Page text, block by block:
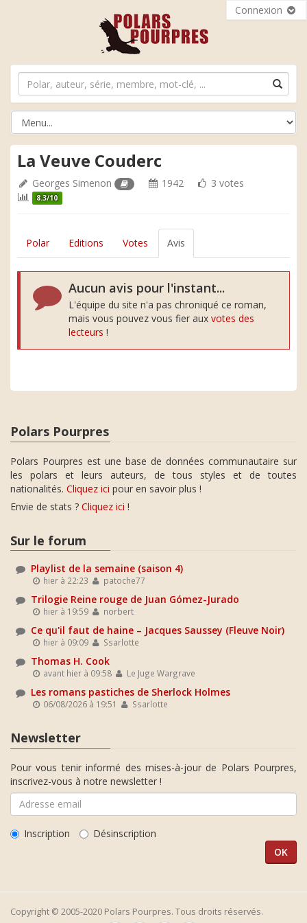
Connexion
La Veuve Couderc
Georges Simenon 1942 3 votes
8.3/10
Polar Editions Votes Avis
Aucun avis pour l'instant...
L'équipe du site n'a pas chroniqué ce roman,
mais vous pouvez vous fier aux votes des
lecteurs !
Polars Pourpres
Polars Pourpres est une base de données communautaire sur
les polars et leurs auteurs, de tous styles et de toutes
nationalités. Cliquez ici pour en savoir plus !
Envie de stats ? Cliquez ici !
Sur le forum
Playlist de la semaine (saison 4)
hier à 22:23 patoche77
Trilogie Reine rouge de Juan Gómez-Jurado
hier à 19:59 norbert
Ce qu'il faut de haine – Jacques Saussey (Fleuve Noir)
hier à 09:09 Ssarlotte
Thomas H. Cook
avant hier à 09:58 Le Juge Wargrave
Les romans pastiches de Sherlock Holmes
06/08/2026 à 19:51 Ssarlotte
Newsletter
Pour vous tenir informé des mises-à-jour de Polars Pourpres,
inscrivez-vous à notre newsletter !
Inscription Désinscription
Copyright © 2005-2020 Polars Pourpres. Tous droits réservés.